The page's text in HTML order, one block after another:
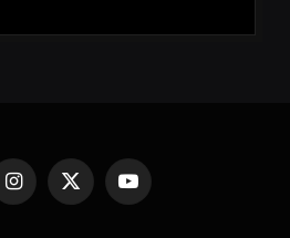
Instagram
X
YouTube